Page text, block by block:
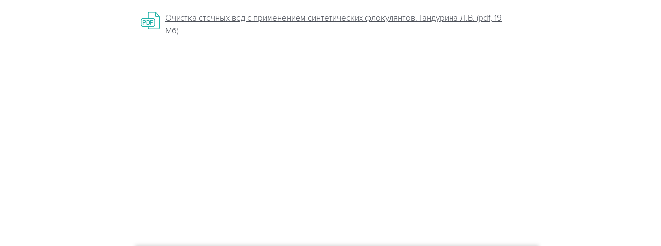
Очистка сточных вод с применением синтетических флокулянтов. Гандурина Л.В. (pdf, 19
Мб)